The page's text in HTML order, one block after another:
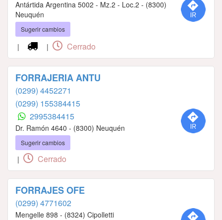
Antártida Argentina 5002 - Mz.2 - Loc.2 - (8300)
Neuquén
Sugerir cambios
| | Cerrado
FORRAJERIA ANTU
(0299) 4452271
(0299) 155384415
2995384415
Dr. Ramón 4640 - (8300) Neuquén
Sugerir cambios
| Cerrado
FORRAJES OFE
(0299) 4771602
Mengelle 898 - (8324) Cipolletti